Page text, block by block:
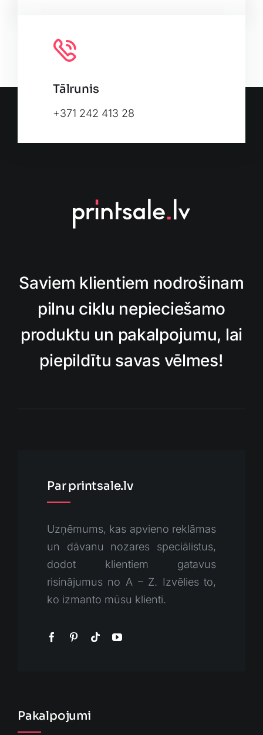
Tālrunis
+371 242 413 28
Saviem klientiem nodrošinam
pilnu ciklu nepieciešamo
produktu un pakalpojumu, lai
piepildītu savas vēlmes!
Par printsale.lv
Uzņēmums, kas apvieno reklāmas
un dāvanu nozares speciālistus,
dodot klientiem gatavus
risinājumus no A – Z. Izvēlies to,
ko izmanto mūsu klienti.
Pakalpojumi